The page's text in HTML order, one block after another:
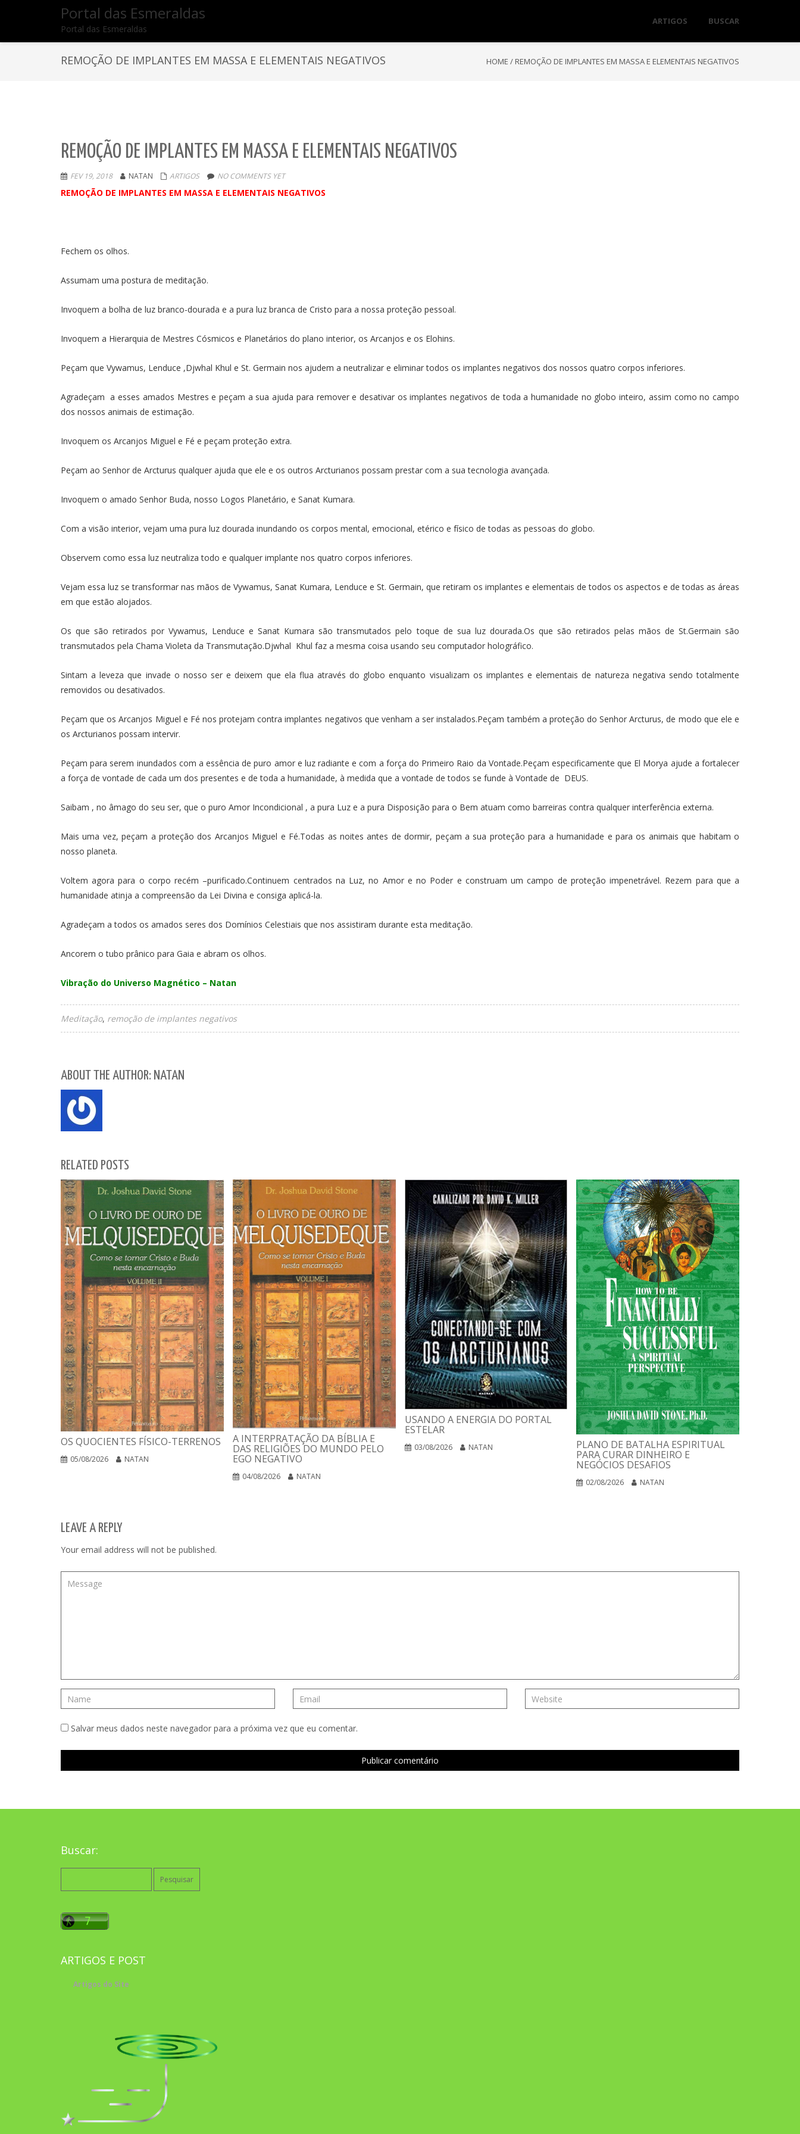
Portal das Esmeraldas
Portal das Esmeraldas
ARTIGOS BUSCAR
REMOÇÃO DE IMPLANTES EM MASSA E ELEMENTAIS NEGATIVOS HOME / REMOÇÃO DE IMPLANTES EM MASSA E ELEMENTAIS NEGATIVOS
REMOÇÃO DE IMPLANTES EM MASSA E ELEMENTAIS NEGATIVOS
FEV 19, 2018 NATAN ARTIGOS NO COMMENTS YET
REMOÇÃO DE IMPLANTES EM MASSA E ELEMENTAIS NEGATIVOS
Fechem os olhos.
Assumam uma postura de meditação.
Invoquem a bolha de luz branco-dourada e a pura luz branca de Cristo para a nossa proteção pessoal.
Invoquem a Hierarquia de Mestres Cósmicos e Planetários do plano interior, os Arcanjos e os Elohins.
Peçam que Vywamus, Lenduce ,Djwhal Khul e St. Germain nos ajudem a neutralizar e eliminar todos os implantes negativos dos nossos quatro corpos inferiores.
Agradeçam a esses amados Mestres e peçam a sua ajuda para remover e desativar os implantes negativos de toda a humanidade no globo inteiro, assim como no campo
dos nossos animais de estimação.
Invoquem os Arcanjos Miguel e Fé e peçam proteção extra.
Peçam ao Senhor de Arcturus qualquer ajuda que ele e os outros Arcturianos possam prestar com a sua tecnologia avançada.
Invoquem o amado Senhor Buda, nosso Logos Planetário, e Sanat Kumara.
Com a visão interior, vejam uma pura luz dourada inundando os corpos mental, emocional, etérico e físico de todas as pessoas do globo.
Observem como essa luz neutraliza todo e qualquer implante nos quatro corpos inferiores.
Vejam essa luz se transformar nas mãos de Vywamus, Sanat Kumara, Lenduce e St. Germain, que retiram os implantes e elementais de todos os aspectos e de todas as áreas
em que estão alojados.
Os que são retirados por Vywamus, Lenduce e Sanat Kumara são transmutados pelo toque de sua luz dourada.Os que são retirados pelas mãos de St.Germain são
transmutados pela Chama Violeta da Transmutação.Djwhal Khul faz a mesma coisa usando seu computador holográfico.
Sintam a leveza que invade o nosso ser e deixem que ela flua através do globo enquanto visualizam os implantes e elementais de natureza negativa sendo totalmente
removidos ou desativados.
Peçam que os Arcanjos Miguel e Fé nos protejam contra implantes negativos que venham a ser instalados.Peçam também a proteção do Senhor Arcturus, de modo que ele e
os Arcturianos possam intervir.
Peçam para serem inundados com a essência de puro amor e luz radiante e com a força do Primeiro Raio da Vontade.Peçam especificamente que El Morya ajude a fortalecer
a força de vontade de cada um dos presentes e de toda a humanidade, à medida que a vontade de todos se funde à Vontade de DEUS.
Saibam , no âmago do seu ser, que o puro Amor Incondicional , a pura Luz e a pura Disposição para o Bem atuam como barreiras contra qualquer interferência externa.
Mais uma vez, peçam a proteção dos Arcanjos Miguel e Fé.Todas as noites antes de dormir, peçam a sua proteção para a humanidade e para os animais que habitam o
nosso planeta.
Voltem agora para o corpo recém –purificado.Continuem centrados na Luz, no Amor e no Poder e construam um campo de proteção impenetrável. Rezem para que a
humanidade atinja a compreensão da Lei Divina e consiga aplicá-la.
Agradeçam a todos os amados seres dos Domínios Celestiais que nos assistiram durante esta meditação.
Ancorem o tubo prânico para Gaia e abram os olhos.
Vibração do Universo Magnético – Natan
Meditação remoção de implantes negativos
ABOUT THE AUTHOR: NATAN
RELATED POSTS
OS QUOCIENTES FÍSICO-TERRENOS
05/08/2026 NATAN
A INTERPRATAÇÃO DA BÍBLIA E
DAS RELIGIÕES DO MUNDO PELO
EGO NEGATIVO
04/08/2026 NATAN
USANDO A ENERGIA DO PORTAL
ESTELAR
03/08/2026 NATAN PLANO DE BATALHA ESPIRITUAL
PARA CURAR DINHEIRO E
NEGÓCIOS DESAFIOS
02/08/2026 NATAN
LEAVE A REPLY
Your email address will not be published.
Salvar meus dados neste navegador para a próxima vez que eu comentar.
Buscar:
ARTIGOS E POST
Artigos do Site